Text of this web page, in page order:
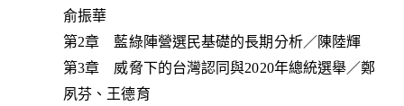
俞振華
第2章 藍綠陣營選民基礎的長期分析／陳陸輝
第3章 威脅下的台灣認同與2020年總統選舉／鄭
夙芬、王德育